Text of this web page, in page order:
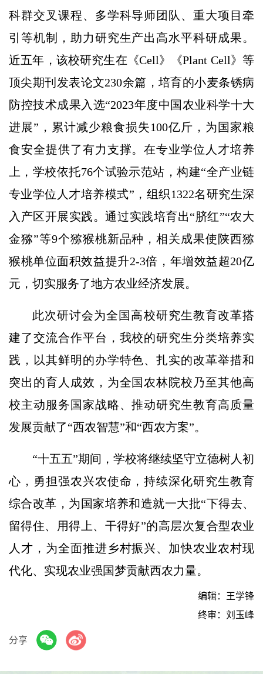
科群交叉课程、多学科导师团队、重大项目牵
引等机制，助力研究生产出高水平科研成果。
近五年，该校研究生在《Cell》《Plant Cell》等
顶尖期刊发表论文230余篇，培育的小麦条锈病
防控技术成果入选“2023年度中国农业科学十大
进展”，累计减少粮食损失100亿斤，为国家粮
食安全提供了有力支撑。在专业学位人才培养
上，学校依托76个试验示范站，构建“全产业链
专业学位人才培养模式”，组织1322名研究生深
入产区开展实践。通过实践培育出“脐红”“农大
金猕”等9个猕猴桃新品种，相关成果使陕西猕
猴桃单位面积效益提升2-3倍，年增效益超20亿
元，切实服务了地方农业经济发展。
此次研讨会为全国高校研究生教育改革搭
建了交流合作平台，我校的研究生分类培养实
践，以其鲜明的办学特色、扎实的改革举措和
突出的育人成效，为全国农林院校乃至其他高
校主动服务国家战略、推动研究生教育高质量
发展贡献了“西农智慧”和“西农方案”。
“十五五”期间，学校将继续坚守立德树人初
心，勇担强农兴农使命，持续深化研究生教育
综合改革，为国家培养和造就一大批“下得去、
留得住、用得上、干得好”的高层次复合型农业
人才，为全面推进乡村振兴、加快农业农村现
代化、实现农业强国梦贡献西农力量。
编辑：王学锋
终审：刘玉峰
分享